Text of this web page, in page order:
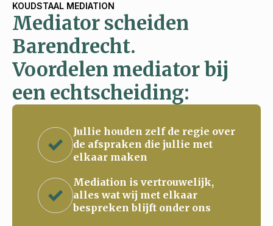
KOUDSTAAL MEDIATION
Mediator scheiden
Barendrecht.
Voordelen mediator bij
een echtscheiding:
Jullie houden zelf de regie over
de afspraken die jullie met
elkaar maken
Mediation is vertrouwelijk,
alles wat wij met elkaar
bespreken blijft onder ons